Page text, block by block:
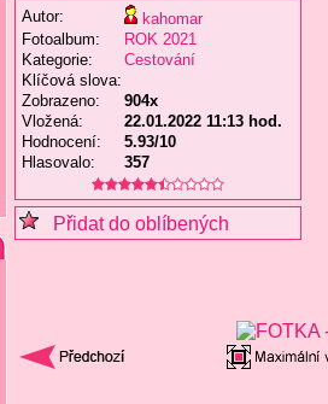
Autor:
kahomar
Fotoalbum:
ROK 2021
Kategorie:
Cestování
Klíčová slova:
Zobrazeno:
904x
Vložená:
22.01.2022 11:13 hod.
Hodnocení:
5.93/10
Hlasovalo:
357
Přidat do oblíbených